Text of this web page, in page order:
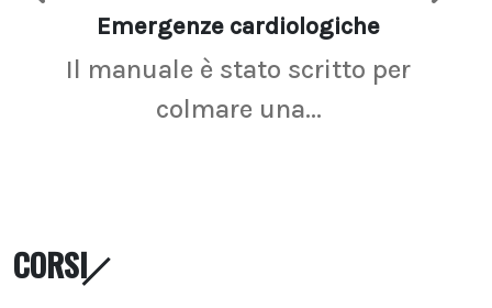
Emergenze cardiologiche
Il manuale è stato scritto per
colmare una...
CORSI